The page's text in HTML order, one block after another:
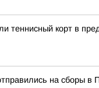
теннисный корт в
на сборы в